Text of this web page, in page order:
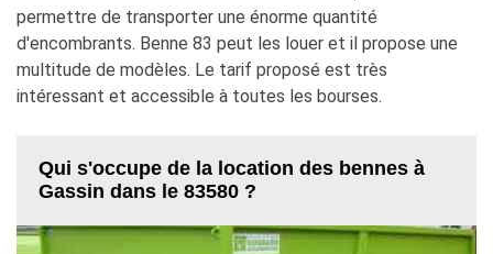
permettre de transporter une énorme quantité
d'encombrants. Benne 83 peut les louer et il propose une
multitude de modèles. Le tarif proposé est très
intéressant et accessible à toutes les bourses.
Qui s'occupe de la location des bennes à
Gassin dans le 83580 ?